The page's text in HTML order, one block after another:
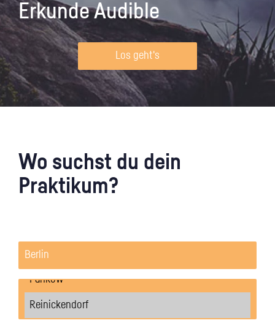
Erkunde Audible
Los geht's
Wo suchst du dein
Praktikum?